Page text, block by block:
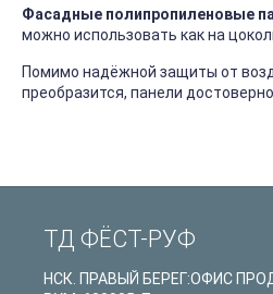
Фасадные полипропиленовые
можно использовать как на
Помимо надёжной защиты от
преобразится, панели
ТД ФЁСТ-РУФ
НСК. ПРАВЫЙ БЕРЕГ:ОФИС